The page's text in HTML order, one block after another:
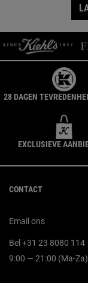
28 DAGEN
EXCLUSIEVE
CONTACT
Email ons
Bel +31 23 8080 114
9:00 — 21:00 (Ma-Za)